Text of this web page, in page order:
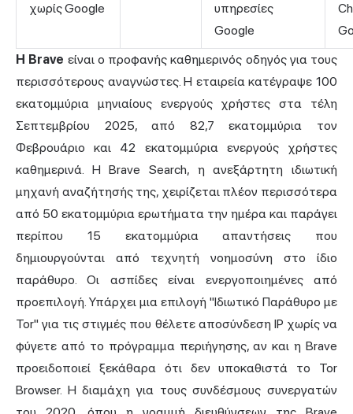
χωρίς Google
υπηρεσίες
Google
Η Brave είναι ο προφανής καθημερινός οδηγός για τους
περισσότερους αναγνώστες. Η εταιρεία κατέγραψε 100
εκατομμύρια μηνιαίους ενεργούς χρήστες στα τέλη
Σεπτεμβρίου 2025, από 82,7 εκατομμύρια τον
Φεβρουάριο και 42 εκατομμύρια ενεργούς χρήστες
καθημερινά. Η Brave Search, η ανεξάρτητη ιδιωτική
μηχανή αναζήτησής της, χειρίζεται πλέον περισσότερα
από 50 εκατομμύρια ερωτήματα την ημέρα και παράγει
περίπου 15 εκατομμύρια απαντήσεις που
δημιουργούνται από τεχνητή νοημοσύνη στο ίδιο
παράθυρο. Οι ασπίδες είναι ενεργοποιημένες από
προεπιλογή. Υπάρχει μια επιλογή "Ιδιωτικό Παράθυρο με
Tor" για τις στιγμές που θέλετε αποσύνδεση IP χωρίς να
φύγετε από το πρόγραμμα περιήγησης, αν και η Brave
προειδοποιεί ξεκάθαρα ότι δεν υποκαθιστά το Tor
Browser. Η διαμάχη για τους συνδέσμους συνεργατών